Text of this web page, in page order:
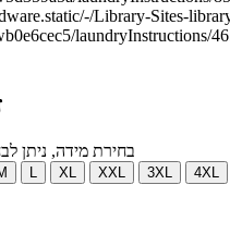
בחירת מידה, ניתן
XL XXL 3XL 4XL